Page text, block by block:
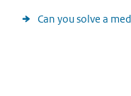
Can you solve a